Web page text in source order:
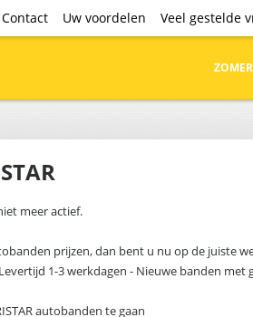
Contact Uw voordelen Veel gestelde
meer actief.
prijzen, dan bent u nu op de juiste
1-3 werkdagen - Nieuwe banden met
autobanden te gaan